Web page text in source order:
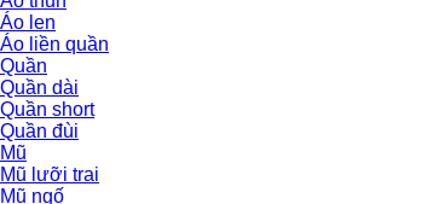
Áo len
Áo liền quần
Quần
Quần dài
Quần short
Quần đùi
Mũ
Mũ lưỡi trai
Mũ ngố